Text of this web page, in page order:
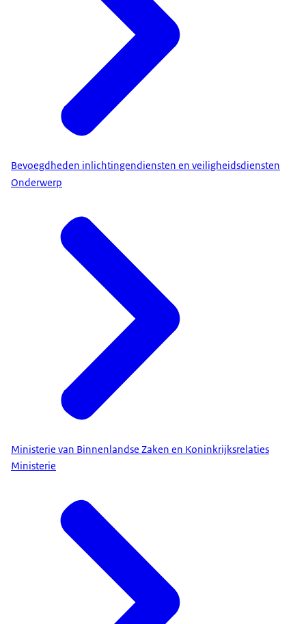
Bevoegdheden inlichtingendiensten en veiligheidsdiensten
Onderwerp
Ministerie van Binnenlandse Zaken en Koninkrijksrelaties
Ministerie